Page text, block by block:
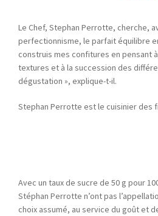
Le Chef, Stephan Perrotte, cherche,
perfectionnisme, le parfait équilibre
construis mes confitures en pensant
textures et à la succession des
dégustation », explique-t-il.
Stephan Perrotte est le cuisinier des
Avec un taux de sucre de 50 g pour
Stéphan Perrotte n’ont pas
choix assumé, au service du goût et